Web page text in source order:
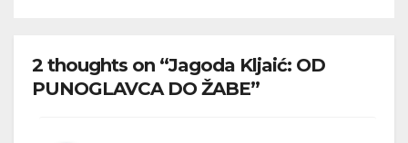
2 thoughts on “Jagoda Kljaić: OD
PUNOGLAVCA DO ŽABE”